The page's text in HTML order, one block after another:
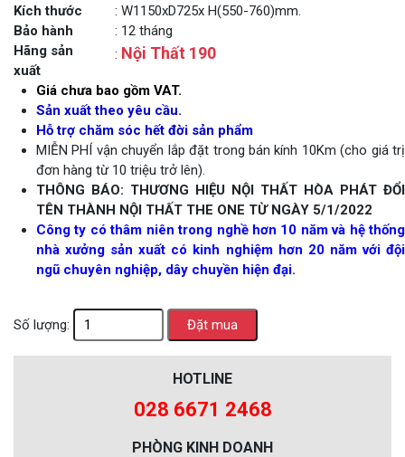
Kích thước
: W1150xD725x H(550-760)mm.
Bảo hành
: 12 tháng
Hãng sản
xuất
: Nội Thất 190
Giá chưa bao gồm VAT.
Sản xuất theo yêu cầu.
Hỗ trợ chăm sóc hết đời sản phẩm
MIỄN PHÍ vận chuyển lắp đặt trong bán kính 10Km (cho giá trị
đơn hàng từ 10 triệu trở lên).
THÔNG BÁO: THƯƠNG HIỆU NỘI THẤT HÒA PHÁT ĐỔI
TÊN THÀNH NỘI THẤT THE ONE TỪ NGÀY 5/1/2022
Công ty có thâm niên trong nghề hơn 10 năm và hệ thống
nhà xưởng sản xuất có kinh nghiệm hơn 20 năm với đội
ngũ chuyên nghiệp, dây chuyền hiện đại.
Số lượng:
HOTLINE
028 6671 2468
PHÒNG KINH DOANH